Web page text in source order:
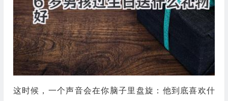
这时候，一个声音会在你脑子里盘旋：他到底喜欢什